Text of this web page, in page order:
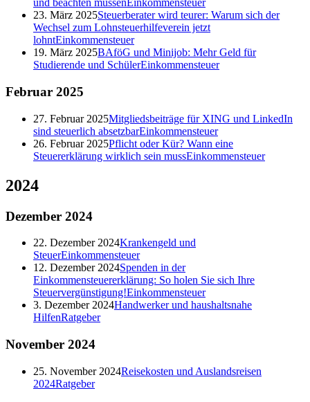
und beachten müssen Einkommensteuer
23. März 2025Steuerberater wird teurer: Warum sich der
Wechsel zum Lohnsteuerhilfeverein jetzt
lohntEinkommensteuer
19. März 2025BAföG und Minijob: Mehr Geld für
Studierende und SchülerEinkommensteuer
Februar 2025
27. Februar 2025Mitgliedsbeiträge für XING und LinkedIn
sind steuerlich absetzbarEinkommensteuer
26. Februar 2025Pflicht oder Kür? Wann eine
Steuererklärung wirklich sein mussEinkommensteuer
2024
Dezember 2024
22. Dezember 2024Krankengeld und
SteuerEinkommensteuer
12. Dezember 2024Spenden in der
Einkommensteuererklärung: So holen Sie sich Ihre
Steuervergünstigung!Einkommensteuer
3. Dezember 2024Handwerker und haushaltsnahe
HilfenRatgeber
November 2024
25. November 2024Reisekosten und Auslandsreisen
2024Ratgeber